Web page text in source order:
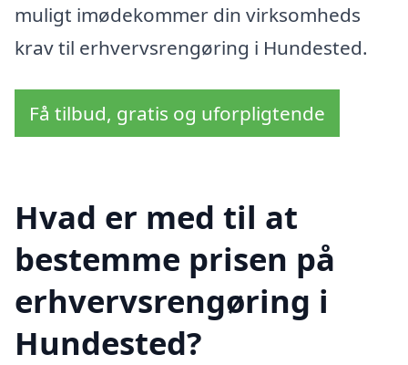
muligt imødekommer din virksomheds
krav til erhvervsrengøring i Hundested.
Få tilbud, gratis og uforpligtende
Hvad er med til at
bestemme prisen på
erhvervsrengøring i
Hundested?